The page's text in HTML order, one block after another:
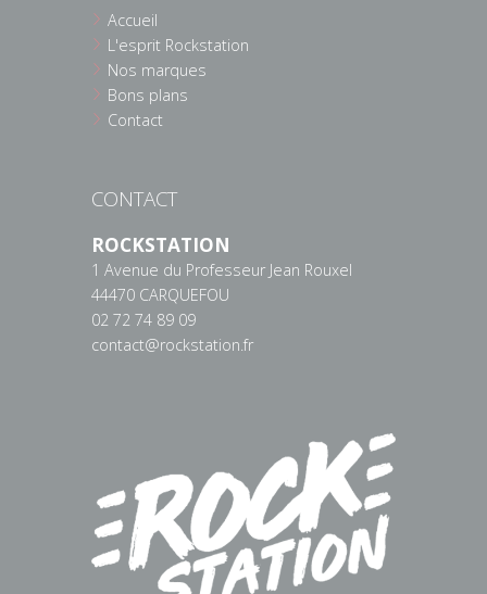
Accueil
L'esprit Rockstation
Nos marques
Bons plans
Contact
CONTACT
ROCKSTATION
1 Avenue du Professeur Jean Rouxel
44470 CARQUEFOU
02 72 74 89 09
contact@rockstation.fr